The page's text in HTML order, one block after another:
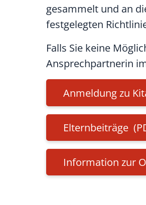
gesammelt und an
festgelegten
Falls Sie keine
Ansprechpartnerin
Anmeldung zu
Elternbeiträge
Information zur